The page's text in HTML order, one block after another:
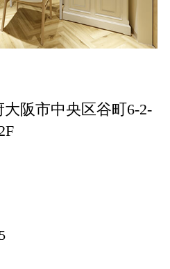
大阪市中央区谷町6-2-